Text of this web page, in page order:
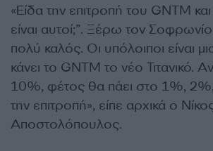
«Είδα την επιτροπή του GNTM
είναι αυτοί;”. Ξέρω τον
πολύ καλός. Οι υπόλοιποι είναι
κάνει το GNTM το νέο Τιτανικό.
10%, φέτος θα πάει στο 1%,
την επιτροπή», είπε αρχικά ο
Αποστολόπουλος.